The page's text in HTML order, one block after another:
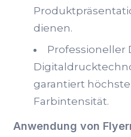
dienen.
Professioneller
garantiert
Farbintensität.
Anwendung von